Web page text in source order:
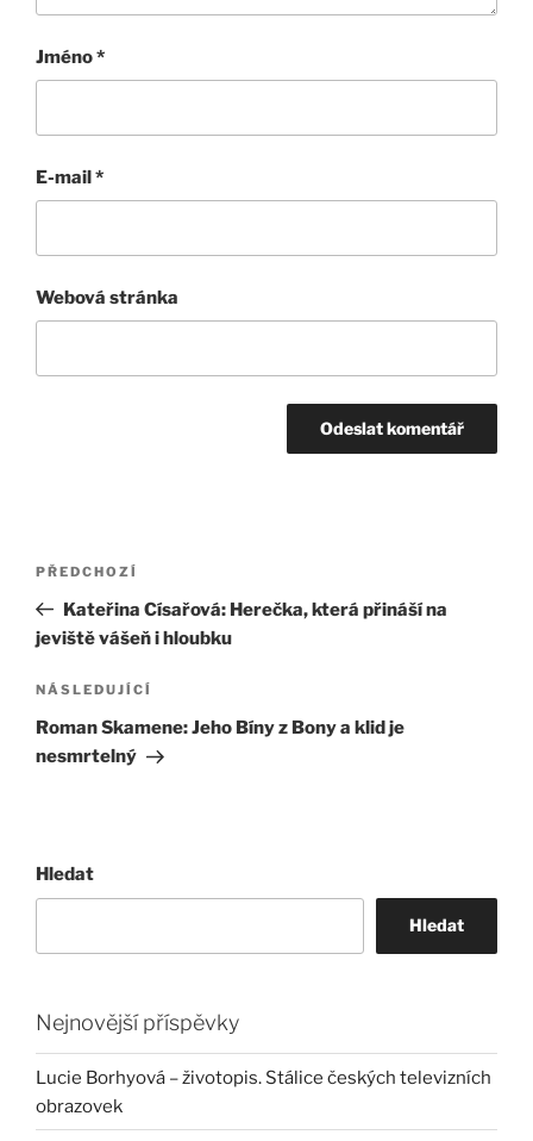
Jméno*
E-mail*
Webová stránka
Navigace
příspěvek
Předchozí
příspěvek
PŘEDCHOZÍ
Kateřina Císařová: Herečka, která přináší na
jeviště vášeň i hloubku
Následující
příspěvek
NÁSLEDUJÍCÍ
Roman Skamene: Jeho Bíny z Bony a klid je
nesmrtelný
Hledat
Hledat
Nejnovější příspěvky
Lucie Borhyová – životopis. Stálice českých televizních
obrazovek